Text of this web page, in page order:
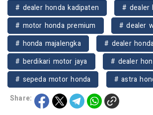
# dealer honda kadipaten
# dealer
# motor honda premium
# dealer
# honda majalengka
# dealer
# berdikari motor jaya
# dealer
# sepeda motor honda
# astra
Share: